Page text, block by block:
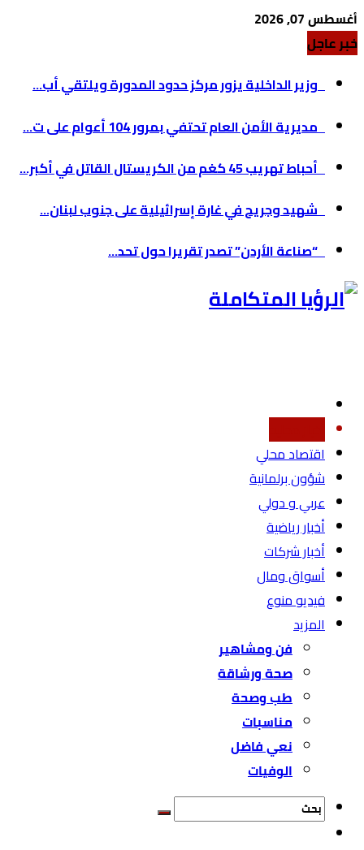
أغسطس 07, 2026
خبر عاجل
وزير الداخلية يزور مركز حدود المدورة ويلتقي أب...
مديرية الأمن العام تحتفي بمرور 104 أعوام على ت...
أحباط تهريب 45 كغم من الكريستال القاتل في أكبر...
شهيد وجريح في غارة إسرائيلية على جنوب لبنان...
“صناعة الأردن” تصدر تقريرا حول تحد...
اقتصاد محلي
شؤون برلمانية
عربي و دولي
أخبار رياضية
أخبار شركات
أسواق ومال
فيديو منوع
المزيد
فن ومشاهير
صحة ورشاقة
طب وصحة
مناسبات
نعي فاضل
الوفيات